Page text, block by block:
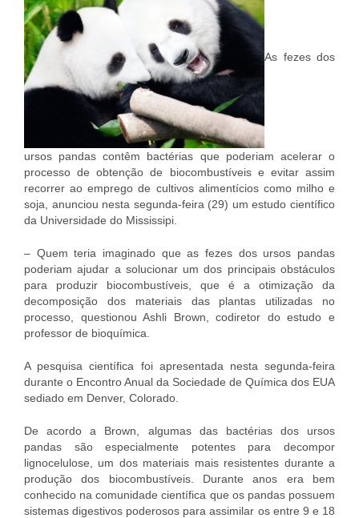
As fezes dos
ursos pandas contêm bactérias que poderiam acelerar o
processo de obtenção de biocombustíveis e evitar assim
recorrer ao emprego de cultivos alimentícios como milho e
soja, anunciou nesta segunda-feira (29) um estudo científico
da Universidade do Mississipi.
– Quem teria imaginado que as fezes dos ursos pandas
poderiam ajudar a solucionar um dos principais obstáculos
para produzir biocombustíveis, que é a otimização da
decomposição dos materiais das plantas utilizadas no
processo, questionou Ashli Brown, codiretor do estudo e
professor de bioquímica.
A pesquisa científica foi apresentada nesta segunda-feira
durante o Encontro Anual da Sociedade de Química dos EUA
sediado em Denver, Colorado.
De acordo a Brown, algumas das bactérias dos ursos
pandas são especialmente potentes para decompor
lignocelulose, um dos materiais mais resistentes durante a
produção dos biocombustíveis. Durante anos era bem
conhecido na comunidade científica que os pandas possuem
sistemas digestivos poderosos para assimilar os entre 9 e 18